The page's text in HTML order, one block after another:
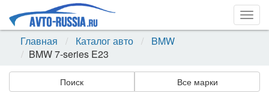
Главная
Каталог авто
BMW
BMW 7-series E23
Поиск Все марки